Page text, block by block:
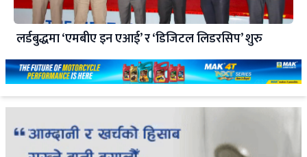
लर्डबुद्धमा ‘एमबीए इन एआई’ र ‘डिजिटल लिडरसिप’ शुरु